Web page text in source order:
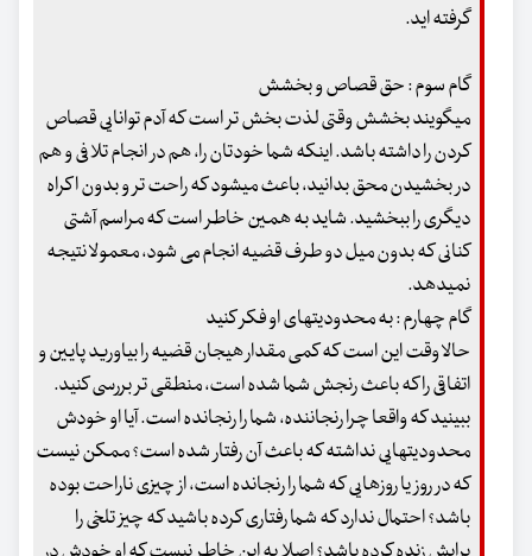
گرفته ‏اید.
گام سوم : حق قصاص و بخشش
می‏گویند بخشش وقتی لذت‏ بخش ‏تر است که آدم توانایی قصاص
کردن را داشته باشد. اینکه شما خودتان را، هم در انجام تلافی و هم
در بخشیدن محق بدانید، باعث می‏شود که راحت‏ تر و بدون اکراه
دیگری را ببخشید. شاید به همین خاطر است که مراسم آشتی
کنانی که بدون میل دو طرف قضیه انجام می‏ شود، معمولا نتیجه
نمی‏دهد.
گام چهارم : به محدودیت‏های او فکر کنید
حالا وقت این است که کمی مقدار هیجان قضیه را بیاورید پایین و
اتفاقی را که باعث رنجش شما شده است، منطقی ‏تر بررسی کنید.
ببینید که واقعا چرا رنجاننده، شما را رنجانده است. آیا او خودش
محدودیت‏‏هایی نداشته که باعث آن رفتار شده است؟ ممکن نیست
که در روز یا روزهایی که شما را رنجانده است، از چیزی ناراحت بوده
باشد؟ احتمال ندارد که شما رفتاری کرده باشید که چیز تلخی را